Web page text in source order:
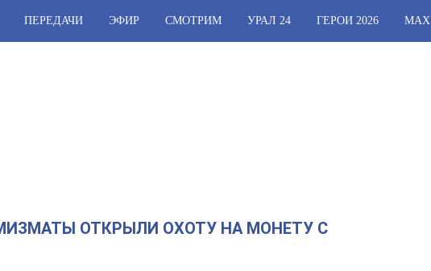
ПЕРЕДАЧИ ЭФИР СМОТРИМ УРАЛ 24 ГЕРОИ 2026 МАХ
ОТКРЫЛИ ОХОТУ НА МОНЕТУ С